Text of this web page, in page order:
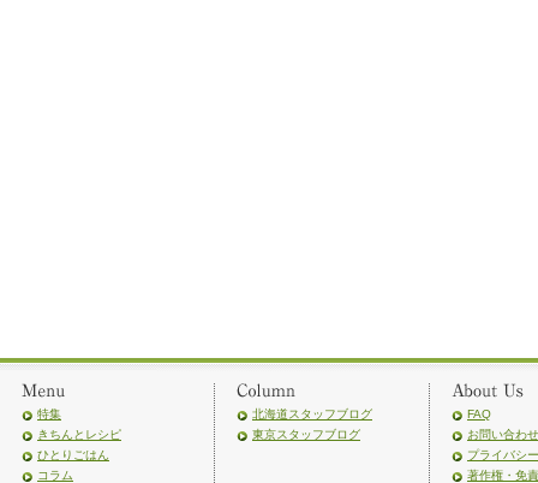
特集
きちんとレシピ
ひとりごはん
コラム
北海道スタッフブログ
東京スタッフブログ
FAQ
お問い合わせ
プライバシ
著作権・免